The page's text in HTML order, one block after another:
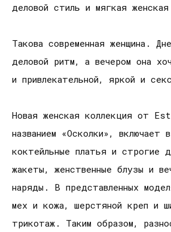
деловой стиль и мягкая
Такова современная женщина.
деловой ритм, а вечером она
и привлекательной, яркой и
Новая женская коллекция от
названием «Осколки», включает
коктейльные платья и строгие
жакеты, женственные блузы и
наряды. В представленных
мех и кожа, шерстяной креп и
трикотаж. Таким образом,